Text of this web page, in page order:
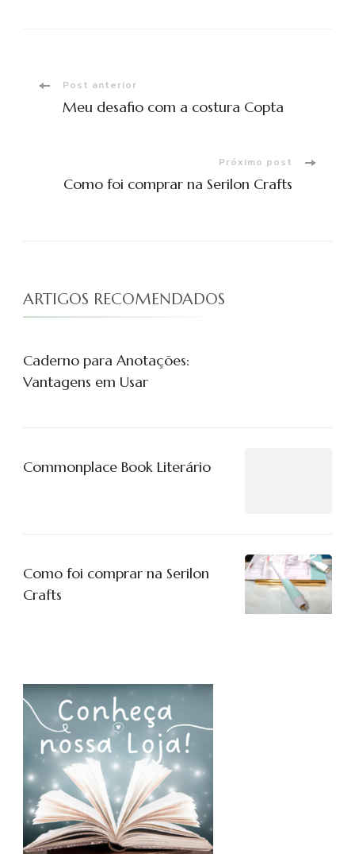
Navegação
post
Post anterior
Meu desafio com a costura Copta
Próximo post
Como foi comprar na Serilon Crafts
ARTIGOS RECOMENDADOS
Caderno para Anotações:
Vantagens em Usar
Commonplace Book Literário
Como foi comprar na Serilon
Crafts